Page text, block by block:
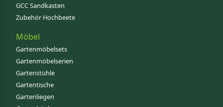
GCC Sandkasten
Zubehör Hochbeete
Möbel
Gartenmöbelsets
Gartenmöbelserien
Gartenstühle
Gartentische
Gartenliegen